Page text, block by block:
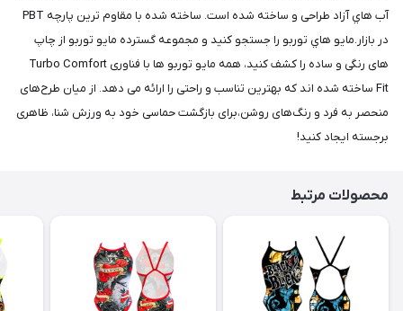
آب هاي آزاد طراحی و ساخته شده است. ساخته شده با مقاوم ترین پارچه PBT
در بازار.مايو هاي توربو را جستجو کنید و مجموعه گسترده مايو توربو از چاپ
های رنگی و ساده را کشف کنید، همه مایو توربو ها با فناوری Turbo Comfort
Fit ساخته شده اند که بهترین تناسب و راحتی را ارائه می دهد. از میان طرح‌های
منحصر به فرد و رنگ‌های روشن،برای بازگشت حماسی خود به ورزش شنا، ظاهری
برجسته ایجاد کنید!
محصولات مرتبط